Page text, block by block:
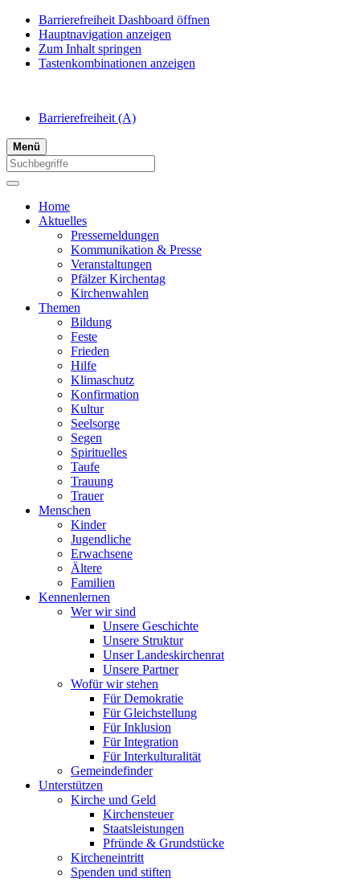
Barrierefreiheit Dashboard öffnen
Hauptnavigation anzeigen
Zum Inhalt springen
Tastenkombinationen anzeigen
Barrierefreiheit (A)
Menü
Home
Aktuelles
Pressemeldungen
Kommunikation & Presse
Veranstaltungen
Pfälzer Kirchentag
Kirchenwahlen
Themen
Bildung
Feste
Frieden
Hilfe
Klimaschutz
Konfirmation
Kultur
Seelsorge
Segen
Spirituelles
Taufe
Trauung
Trauer
Menschen
Kinder
Jugendliche
Erwachsene
Ältere
Familien
Kennenlernen
Wer wir sind
Unsere Geschichte
Unsere Struktur
Unser Landeskirchenrat
Unsere Partner
Wofür wir stehen
Für Demokratie
Für Gleichstellung
Für Inklusion
Für Integration
Für Interkulturalität
Gemeindefinder
Unterstützen
Kirche und Geld
Kirchensteuer
Staatsleistungen
Pfründe & Grundstücke
Kircheneintritt
Spenden und stiften